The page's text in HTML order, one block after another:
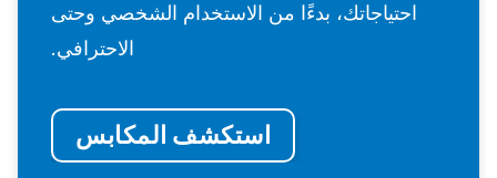
احتياجاتك، بدءًا من الاستخدام الشخصي وحتى
الاحترافي.
استكشف المكابس